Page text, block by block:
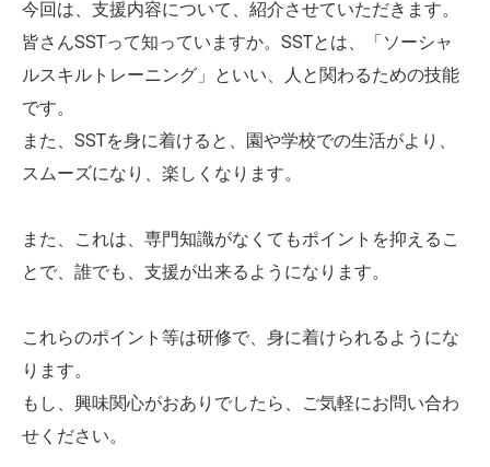
今回は、支援内容について、紹介させていただきます。
皆さんSSTって知っていますか。SSTとは、「ソーシャ
ルスキルトレーニング」といい、人と関わるための技能
です。
また、SSTを身に着けると、園や学校での生活がより、
スムーズになり、楽しくなります。
また、これは、専門知識がなくてもポイントを抑えるこ
とで、誰でも、支援が出来るようになります。
これらのポイント等は研修で、身に着けられるようにな
ります。
もし、興味関心がおありでしたら、ご気軽にお問い合わ
せください。